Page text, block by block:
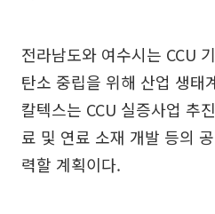
전라남도와 여수시는 CCU
탄소 중립을 위해 산업 생태
칼텍스는 CCU 실증사업 추
료 및 연료 소재 개발 등의
력할 계획이다.